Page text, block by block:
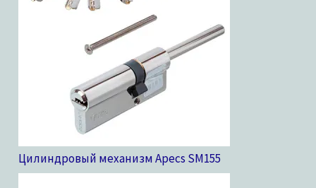
Цилиндровый механизм Apecs SM155